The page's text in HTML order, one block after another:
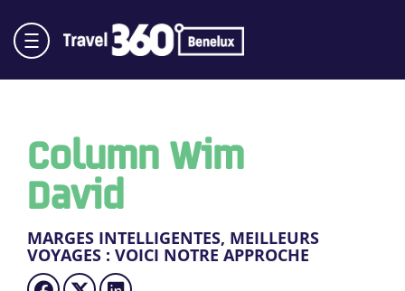
Column Wim
David
MARGES INTELLIGENTES, MEILLEURS
VOYAGES : VOICI NOTRE APPROCHE